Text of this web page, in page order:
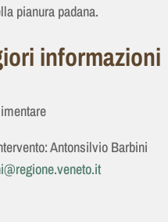
pianura padana.
informazioni
Antonsilvio Barbini